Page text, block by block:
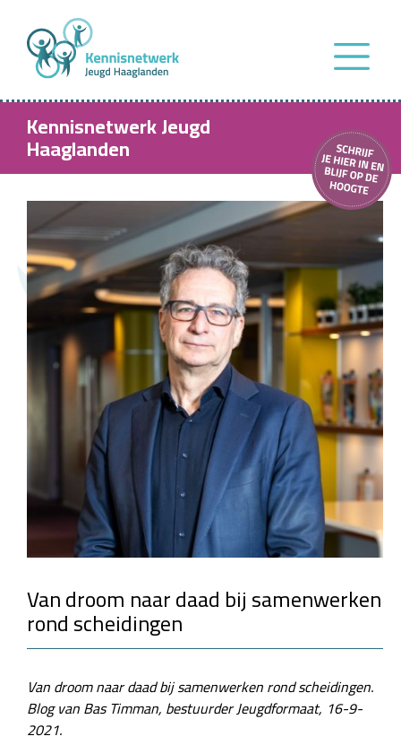
Kennisnetwerk Jeugd
Haaglanden
Van droom naar daad bij samenwerken
rond scheidingen
Van droom naar daad bij samenwerken rond scheidingen.
Blog van Bas Timman, bestuurder Jeugdformaat, 16-9-
2021.